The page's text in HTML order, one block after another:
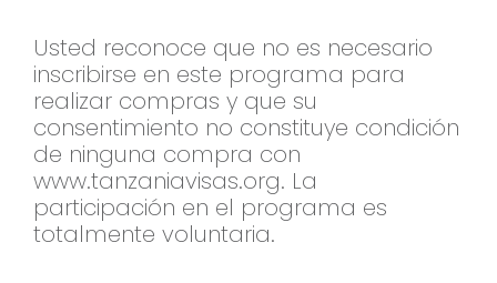
Usted reconoce que no es necesario
inscribirse en este programa para
realizar compras y que su
consentimiento no constituye condición
de ninguna compra con
www.tanzaniavisas.org. La
participación en el programa es
totalmente voluntaria.